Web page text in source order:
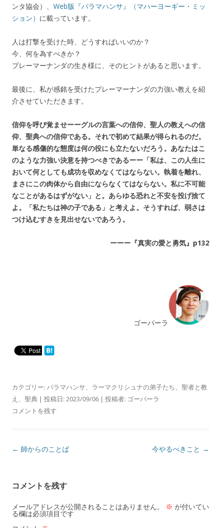
ンタ協会）、 Web版『パラマハンサ』（マハーヨーギー・ミッ
ション） に載っています。
人は打撃を受けた時、どうすればいいのか？
今、何を為すべきか？
プレーマーナンダの生き様に、そのヒントがあると思います。
最後に、私が感銘を受けたプレーマーナンダの力強い教えを紹
介させていただきます。
信仰を呼び覚ませーーグルの言葉への信仰、聖人の教えへの信
仰、聖典への信仰である。それで初めて結果が得られるのだ。
単なる感傷的な態度は何の役にも立たないだろう。あなたはこ
のような力強い決意を持つべきであるーー「私は、この人生に
おいて何としても成功を収めなくてはならない。執着を離れ、
まさにこの肉体から自由にならなくてはならない。私に不可能
なことがあるはずがない」と。あらゆる恐れと不安を投げ捨て
よ。「私たちは神の子である」と考えよ。そうすれば、弱さは
つけ込むすきを見出せないであろう。
ーーー『真実の愛と勇気』p132
ゴーパーラ
カテゴリー: パラマハンサ、 ラーマクリシュナの弟子たち、 聖者と教
え 、 聖典 | 投稿日: 2023/09/06 | 投稿者: ゴーパーラ
コメントを残す
投
ビ
ゲ
ー
← 師からのことば 今やるべきこと →
コメントを残す
メールアドレスが公開されることはありません。 ※ が付いてい
る欄は必須項目です